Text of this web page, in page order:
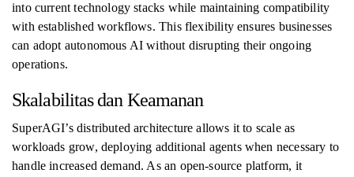
into current technology stacks while maintaining compatibility
with established workflows. This flexibility ensures businesses
can adopt autonomous AI without disrupting their ongoing
operations.
Skalabilitas dan Keamanan
SuperAGI’s distributed architecture allows it to scale as
workloads grow, deploying additional agents when necessary to
handle increased demand. As an open-source platform, it